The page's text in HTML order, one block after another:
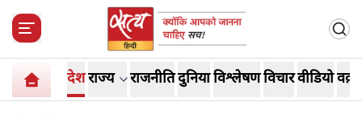
देशराज्य राजनीतिदुनियाविश्लेषणविचारवीडियो